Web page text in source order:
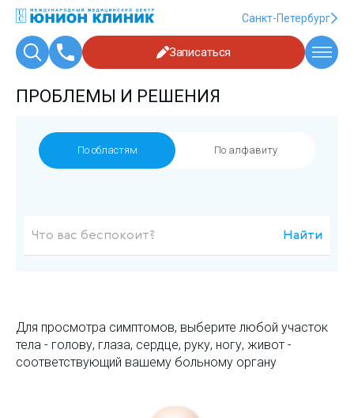
Санкт-Петербург
Записаться
ПРОБЛЕМЫ И РЕШЕНИЯ
По областям По алфавиту
Найти
Для просмотра симптомов, выберите любой участок
тела - голову, глаза, сердце, руку, ногу, живот -
соответствующий вашему больному органу